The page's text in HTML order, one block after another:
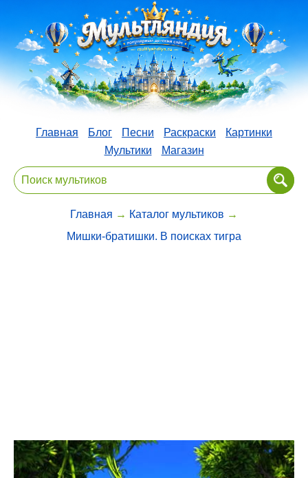
Главная Блог Песни Раскраски
Картинки
Мультики
Магазин
Главная → Каталог мультиков →
Мишки-братишки. В поисках тигра